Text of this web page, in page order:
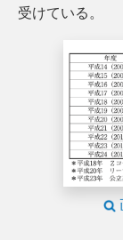
受けている。